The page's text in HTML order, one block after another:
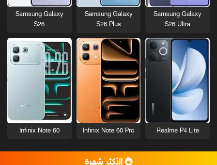
Samsung Galaxy
S26 Ultra
Samsung Galaxy
S26 Plus
Samsung Galaxy
S26
Realme P4 Lite
Infinix Note 60 Pro
Infinix Note 60
الأكثر شهرة